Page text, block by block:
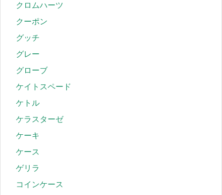
クロムハーツ
クーポン
グッチ
グレー
グローブ
ケイトスペード
ケトル
ケラスターゼ
ケーキ
ケース
ゲリラ
コインケース